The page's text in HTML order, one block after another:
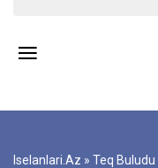
Iselanlari.az » Teq Buludu